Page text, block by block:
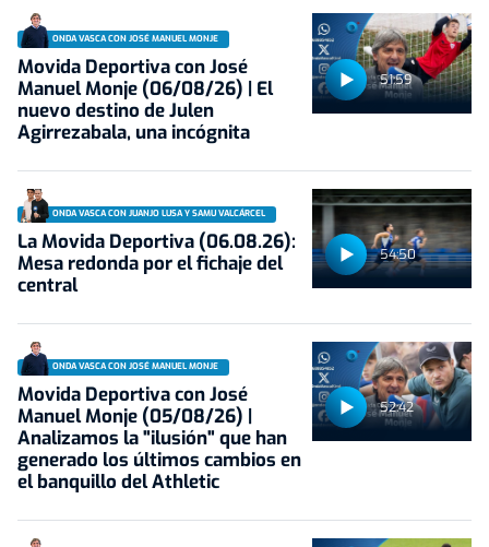
51:59
ONDA VASCA CON JOSÉ MANUEL MONJE
Movida Deportiva con José
Manuel Monje (06/08/26) | El
nuevo destino de Julen
Agirrezabala, una incógnita
54:50
ONDA VASCA CON JUANJO LUSA Y SAMU VALCÁRCEL
La Movida Deportiva (06.08.26):
Mesa redonda por el fichaje del
central
52:42
ONDA VASCA CON JOSÉ MANUEL MONJE
Movida Deportiva con José
Manuel Monje (05/08/26) |
Analizamos la "ilusión" que han
generado los últimos cambios en
el banquillo del Athletic